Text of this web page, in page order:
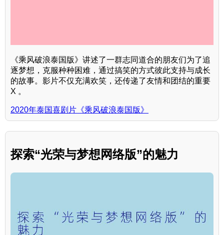
《乘风破浪泰国版》讲述了一群志同道合的朋友们为了追
逐梦想，克服种种困难，通过搞笑的方式彼此支持与成长
的故事。影片不仅充满欢笑，还传递了友情和团结的重要
X 。
2020年泰国喜剧片《乘风破浪泰国版》
探索“光荣与梦想网络版”的魅力